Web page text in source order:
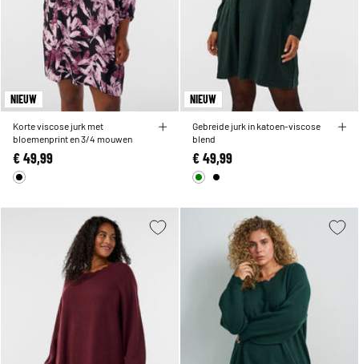
NIEUW
Korte viscose jurk met
bloemenprint en 3/4 mouwen
€ 49,99
NIEUW
Gebreide jurk in katoen-viscose
blend
€ 49,99